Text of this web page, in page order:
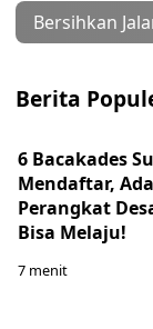
Bersihkan
Berita
6 Bacakades
Mendaftar,
Perangkat
Bisa Melaju!
7 menit